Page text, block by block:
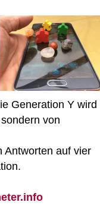
Generation Y wird
von
Antworten auf vier